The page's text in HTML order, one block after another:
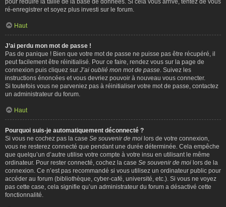
ré-enregistrer et soyez plus investi sur le forum.
Haut
J’ai perdu mon mot de passe !
Pas de panique ! Bien que votre mot de passe ne puisse pas être récupéré, il
peut facilement être réinitialisé. Pour ce faire, rendez vous sur la page de
connexion puis cliquez sur J’ai oublié mon mot de passe . Suivez les
instructions énoncées et vous devriez pouvoir à nouveau vous connecter.
Si toutefois vous ne parveniez pas à réinitialiser votre mot de passe, contactez
un administrateur du forum.
Haut
Pourquoi suis-je automatiquement déconnecté ?
Si vous ne cochez pas la case Se souvenir de moi lors de votre connexion,
vous ne resterez connecté que pendant une durée déterminée. Cela empêche
que quelqu’un d’autre utilise votre compte à votre insu en utilisant le même
ordinateur. Pour rester connecté, cochez la case Se souvenir de moi lors de la
connexion. Ce n’est pas recommandé si vous utilisez un ordinateur public pour
accéder au forum (bibliothèque, cyber-café, université, etc.). Si vous ne voyez
pas cette case, cela signifie qu’un administrateur du forum a désactivé cette
fonctionnalité.